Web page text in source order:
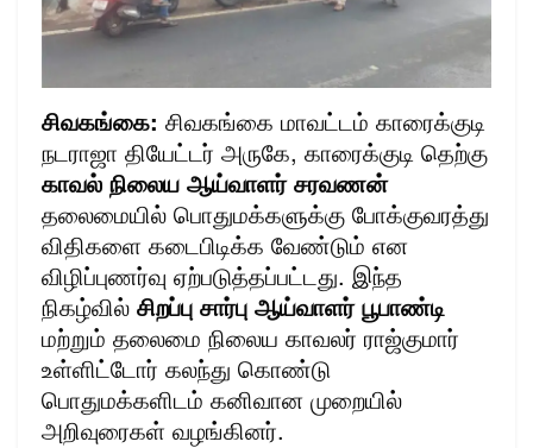
சிவகங்கை: சிவகங்கை மாவட்டம் காரைக்குடி
நடராஜா தியேட்டர் அருகே, காரைக்குடி தெற்கு
காவல் நிலைய ஆய்வாளர் சரவணன்
தலைமையில் பொதுமக்களுக்கு போக்குவரத்து
விதிகளை கடைபிடிக்க வேண்டும் என
விழிப்புணர்வு ஏற்படுத்தப்பட்டது. இந்த
நிகழ்வில் சிறப்பு சார்பு ஆய்வாளர் பூபாண்டி
மற்றும் தலைமை நிலைய காவலர் ராஜ்குமார்
உள்ளிட்டோர் கலந்து கொண்டு
பொதுமக்களிடம் கனிவான முறையில்
அறிவுரைகள் வழங்கினர்.